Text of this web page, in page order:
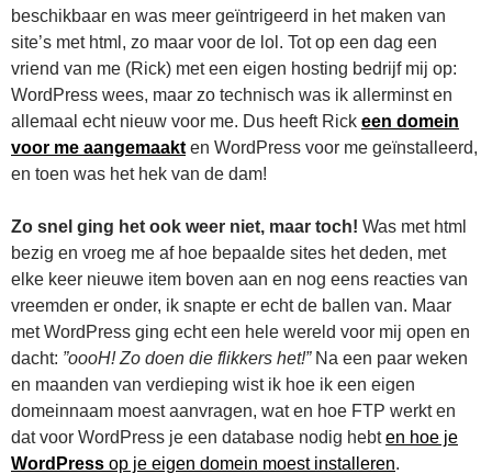
beschikbaar en was meer geïntrigeerd in het maken van
site’s met html, zo maar voor de lol. Tot op een dag een
vriend van me (Rick) met een eigen hosting bedrijf mij op:
WordPress wees, maar zo technisch was ik allerminst en
allemaal echt nieuw voor me. Dus heeft Rick een domein
voor me aangemaakt en WordPress voor me geïnstalleerd,
en toen was het hek van de dam!
Zo snel ging het ook weer niet, maar toch! Was met html
bezig en vroeg me af hoe bepaalde sites het deden, met
elke keer nieuwe item boven aan en nog eens reacties van
vreemden er onder, ik snapte er echt de ballen van. Maar
met WordPress ging echt een hele wereld voor mij open en
dacht: ”oooH! Zo doen die flikkers het!”Na een paar weken
en maanden van verdieping wist ik hoe ik een eigen
domeinnaam moest aanvragen, wat en hoe FTP werkt en
dat voor WordPress je een database nodig hebten hoe je
WordPress op je eigen domein moest installeren.